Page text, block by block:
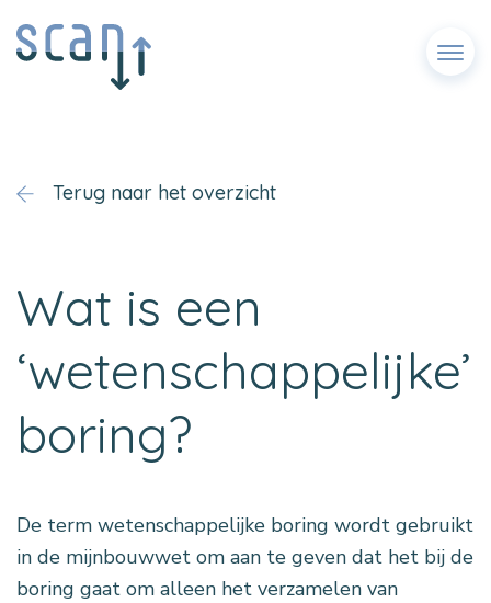
Menu
Terug naar het overzicht
Wat is een
‘wetenschappelijke’
boring?
De term wetenschappelijke boring wordt gebruikt
in de mijnbouwwet om aan te geven dat het bij de
boring gaat om alleen het verzamelen van